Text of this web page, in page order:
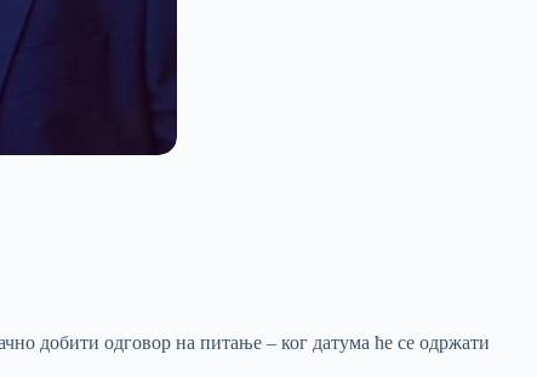
добити одговор на питање – ког датума ће се одржати